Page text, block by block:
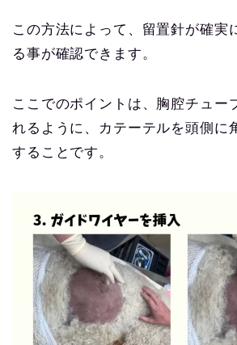
この方法によって、留置針が確実
る事が確認できます。
ここでのポイントは、胸腔チュー
れるように、カテーテルを頭側に
することです。